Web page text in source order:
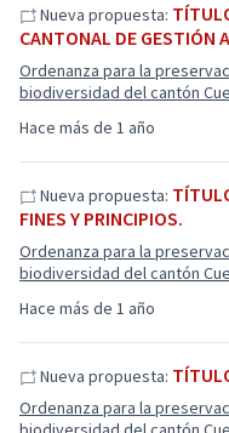
Hace más de 1 año
Nueva propuesta:
CANTONAL DE GESTIÓN
Ordenanza para la
biodiversidad del cantón
Hace más de 1 año
Nueva propuesta:
FINES Y PRINCIPIOS.
Ordenanza para la
biodiversidad del cantón
Nueva propuesta:
Ordenanza para la